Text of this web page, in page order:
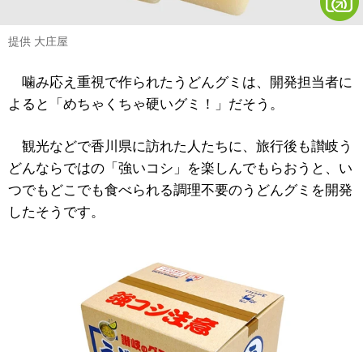
提供 大庄屋
噛み応え重視で作られたうどんグミは、開発担当者に
よると「めちゃくちゃ硬いグミ！」だそう。
観光などで香川県に訪れた人たちに、旅行後も讃岐う
どんならではの「強いコシ」を楽しんでもらおうと、い
つでもどこでも食べられる調理不要のうどんグミを開発
したそうです。